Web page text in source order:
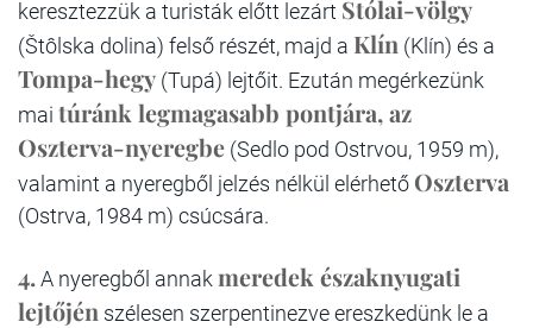
keresztezzük a turisták előtt lezárt Stólai-völgy
(Štôlska dolina) felső részét, majd a Klín (Klín) és a
Tompa-hegy (Tupá) lejtőit. Ezután megérkezünk
mai túránk legmagasabb pontjára, az
Oszterva-nyeregbe (Sedlo pod Ostrvou, 1959 m),
valamint a nyeregből jelzés nélkül elérhető Oszterva
(Ostrva, 1984 m) csúcsára.
4.A nyeregből annak meredek északnyugati
lejtőjén szélesen szerpentinezve ereszkedünk le a